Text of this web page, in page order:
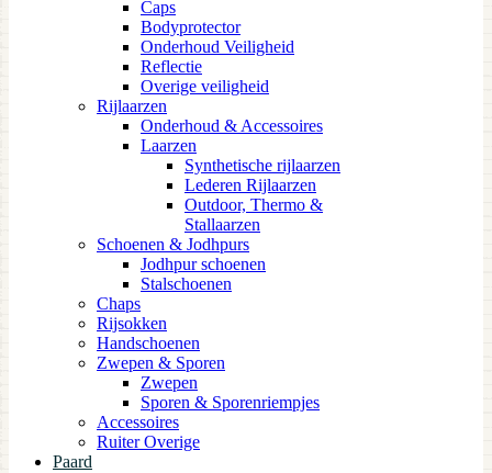
Caps
Bodyprotector
Onderhoud Veiligheid
Reflectie
Overige veiligheid
Rijlaarzen
Onderhoud & Accessoires
Laarzen
Synthetische rijlaarzen
Lederen Rijlaarzen
Outdoor, Thermo &
Stallaarzen
Schoenen & Jodhpurs
Jodhpur schoenen
Stalschoenen
Chaps
Rijsokken
Handschoenen
Zwepen & Sporen
Zwepen
Sporen & Sporenriempjes
Accessoires
Ruiter Overige
Paard